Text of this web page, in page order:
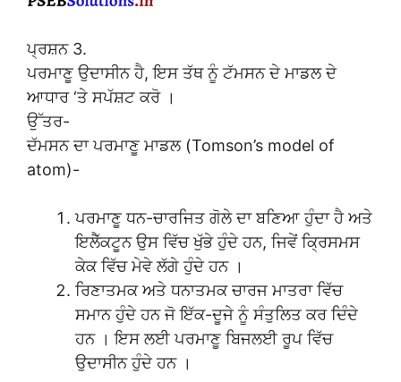
ਪ੍ਰਸ਼ਨ 3.
ਪਰਮਾਣੂ ਉਦਾਸੀਨ ਹੈ, ਇਸ ਤੱਥ ਨੂੰ ਟੱਮਸਨ ਦੇ ਮਾਡਲ ਦੇ
ਆਧਾਰ ‘ਤੇ ਸਪੱਸ਼ਟ ਕਰੋ ।
ਉੱਤਰ-
ਦੱਮਸਨ ਦਾ ਪਰਮਾਣੂ ਮਾਡਲ (Tomson’s model of
atom)-
ਪਰਮਾਣੂ ਧਨ-ਚਾਰਜਿਤ ਗੋਲੇ ਦਾ ਬਣਿਆ ਹੁੰਦਾ ਹੈ ਅਤੇ
ਇਲੈੱਕਟੂਨ ਉਸ ਵਿੱਚ ਖੁੱਭੇ ਹੁੰਦੇ ਹਨ, ਜਿਵੇਂ ਕ੍ਰਿਸਮਸ
ਕੇਕ ਵਿੱਚ ਮੇਵੇ ਲੱਗੇ ਹੁੰਦੇ ਹਨ ।
ਰਿਣਾਤਮਕ ਅਤੇ ਧਨਾਤਮਕ ਚਾਰਜ ਮਾਤਰਾ ਵਿੱਚ
ਸਮਾਨ ਹੁੰਦੇ ਹਨ ਜੋ ਇੱਕ-ਦੂਜੇ ਨੂੰ ਸੰਤੁਲਿਤ ਕਰ ਦਿੰਦੇ
ਹਨ । ਇਸ ਲਈ ਪਰਮਾਣੂ ਬਿਜਲਈ ਰੂਪ ਵਿੱਚ
ਉਦਾਸੀਨ ਹੁੰਦੇ ਹਨ ।